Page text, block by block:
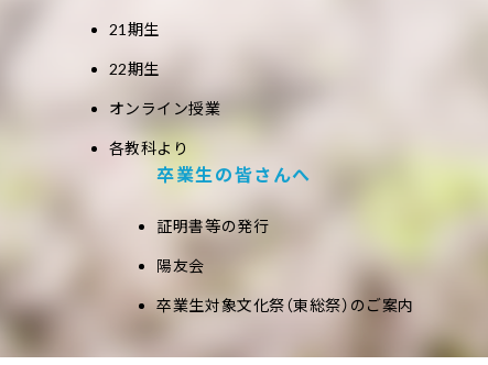
21期生
22期生
オンライン授業
各教科より
卒業生の皆さんへ
証明書等の発行
陽友会
卒業生対象文化祭（東総祭）のご案内